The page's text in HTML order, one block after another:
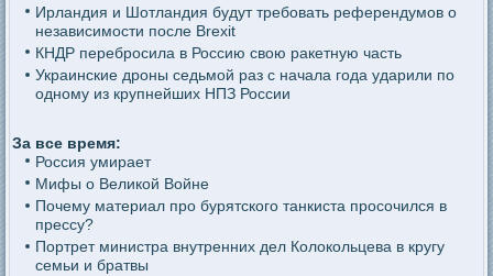
Ирландия и Шотландия будут требовать референдумов о
независимости после Brexit
КНДР перебросила в Россию свою ракетную часть
Украинские дроны седьмой раз с начала года ударили по
одному из крупнейших НПЗ России
За все время:
Россия умирает
Мифы о Великой Войне
Почему материал про бурятского танкиста просочился в
прессу?
Портрет министра внутренних дел Колокольцева в кругу
семьи и братвы